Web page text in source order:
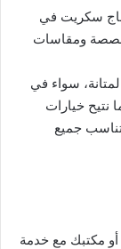
سكريت في
ومقاسات
سواء في
نتيح خيارات
جميع
مكتبك مع خدمة